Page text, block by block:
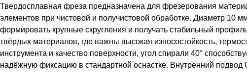
Твердосплавная фреза предназначена для фрезерования
элементов при чистовой и получистовой обработке. Диаметр 10
формировать крупные скругления и получать стабильный
твёрдых материалов, где важны высокая износостойкость,
инструмента и качество поверхности, угол спирали 40°
надёжную фиксацию в стандартной оснастке. Внутренний